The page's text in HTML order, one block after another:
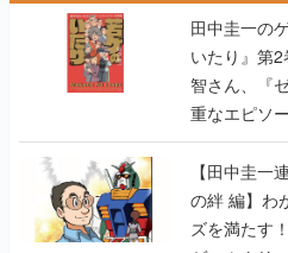
田中圭一の
いたり』第
智さん、『
重なエピソ
【田中圭一
の絆 編】わ
ズを満たす